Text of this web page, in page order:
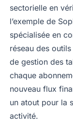
sectorielle en
l’exemple de
spécialisée en
réseau des
de gestion des
chaque
nouveau flux
un atout pour la
activité.